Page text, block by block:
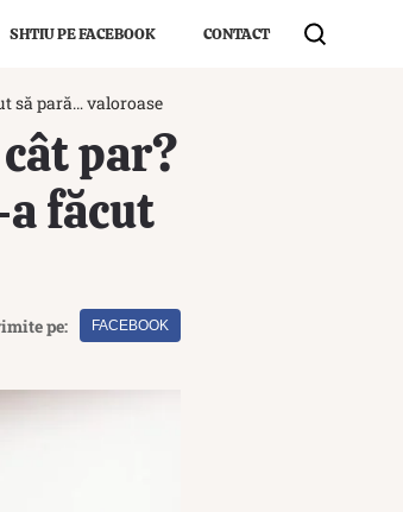
SHTIU PE FACEBOOK CONTACT
să pară… valoroase
par?
făcut
pe: FACEBOOK